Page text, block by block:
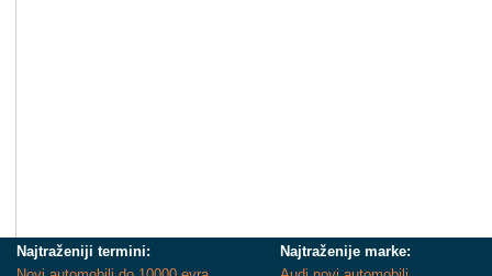
Najtraženiji termini:
Najtraženije marke: